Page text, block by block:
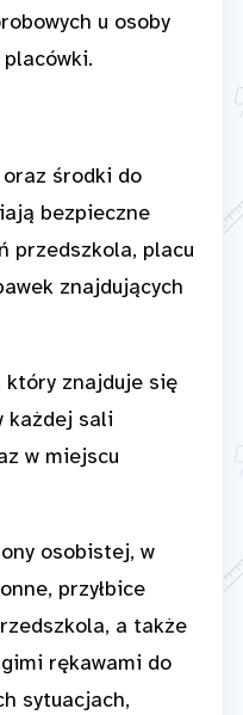
u osoby
środki do
bezpieczne
przedszkola, placu
znajdujących
który znajduje się
każdej sali
w miejscu
osobistej, w
przyłbice
a także
rękawami do
sytuacjach,